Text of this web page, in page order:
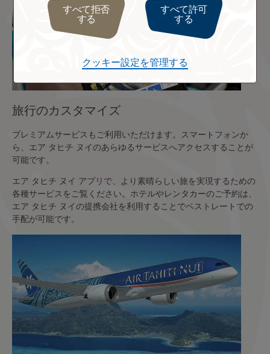
旅行のカスタマイズ
プレミアムサービスもご利用いただけます。スマートフォンか
ら、エア タヒチ ヌイのあらゆるサービスへアクセスすることが
可能です。
エア タヒチ ヌイ アプリで、より素晴らしい旅を実現するための
各種サービスをご覧ください。ホテルやレンタカーのご予約は、
エア タヒチ ヌイの提携会社を利用することでベストレートでの
手配が可能です。
すべて拒否
する
すべて許可
する
クッキー設定を管理する